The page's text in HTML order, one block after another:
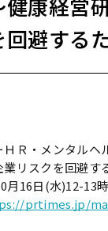
健康経営
避する
ＨＲ・メンタル
リスクを回避す
月16日(水)12-13
prtimes.jp/